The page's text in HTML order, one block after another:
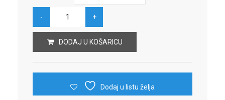
DODAJ U KOŠARICU
Dodaj u listu želja